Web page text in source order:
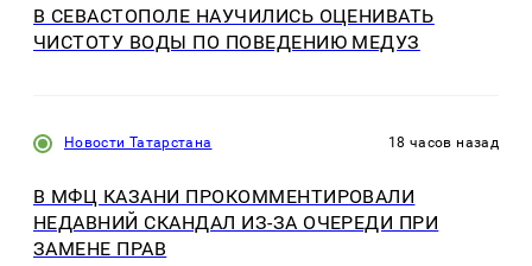
В СЕВАСТОПОЛЕ НАУЧИЛИСЬ ОЦЕНИВАТЬ
ЧИСТОТУ ВОДЫ ПО ПОВЕДЕНИЮ МЕДУЗ
Новости Татарстана 18 часов назад
В МФЦ КАЗАНИ ПРОКОММЕНТИРОВАЛИ
НЕДАВНИЙ СКАНДАЛ ИЗ-ЗА ОЧЕРЕДИ ПРИ
ЗАМЕНЕ ПРАВ